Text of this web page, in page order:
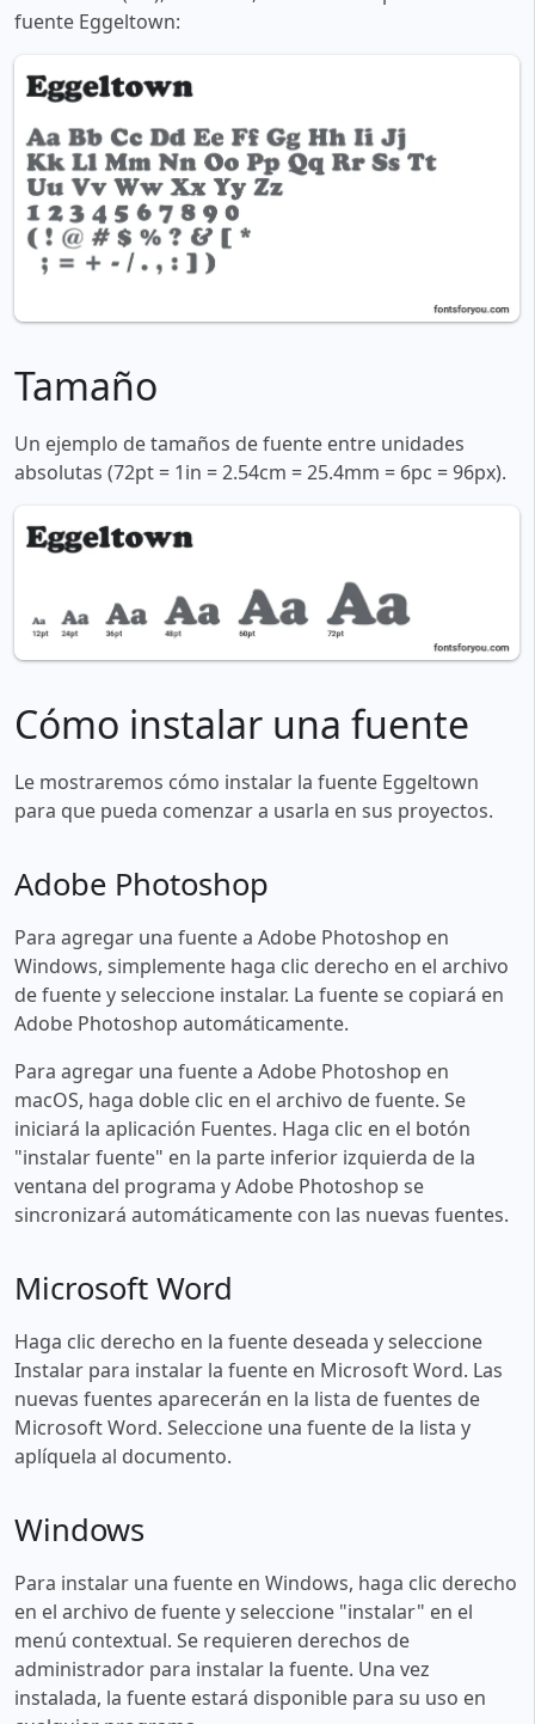
fuente Eggeltown:
Tamaño
Un ejemplo de tamaños de fuente entre unidades
absolutas (72pt = 1in = 2.54cm = 25.4mm = 6pc = 96px).
Cómo instalar una fuente
Le mostraremos cómo instalar la fuente Eggeltown
para que pueda comenzar a usarla en sus proyectos.
Adobe Photoshop
Para agregar una fuente a Adobe Photoshop en
Windows, simplemente haga clic derecho en el archivo
de fuente y seleccione instalar. La fuente se copiará en
Adobe Photoshop automáticamente.
Para agregar una fuente a Adobe Photoshop en
macOS, haga doble clic en el archivo de fuente. Se
iniciará la aplicación Fuentes. Haga clic en el botón
"instalar fuente" en la parte inferior izquierda de la
ventana del programa y Adobe Photoshop se
sincronizará automáticamente con las nuevas fuentes.
Microsoft Word
Haga clic derecho en la fuente deseada y seleccione
Instalar para instalar la fuente en Microsoft Word. Las
nuevas fuentes aparecerán en la lista de fuentes de
Microsoft Word. Seleccione una fuente de la lista y
aplíquela al documento.
Windows
Para instalar una fuente en Windows, haga clic derecho
en el archivo de fuente y seleccione "instalar" en el
menú contextual. Se requieren derechos de
administrador para instalar la fuente. Una vez
instalada, la fuente estará disponible para su uso en